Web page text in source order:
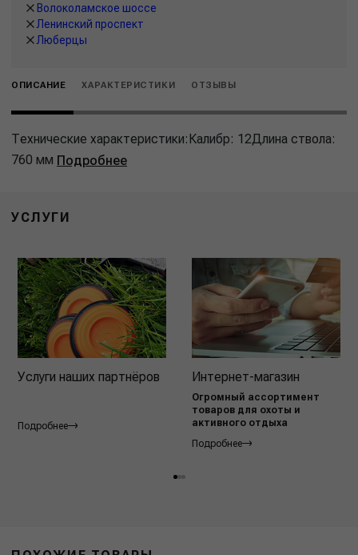
Волоколамское шоссе
Ленинский проспект
Люберцы
ОПИСАНИЕ ХАРАКТЕРИСТИКИ ОТЗЫВЫ
Технические характеристики:Калибр: 12Длина ствола:
760 мм Подробнее
УСЛУГИ
Услуги наших партнёров
Подробнее
Интернет-магазин
Огромный ассортимент
товаров для охоты и
активного отдыха
Подробнее